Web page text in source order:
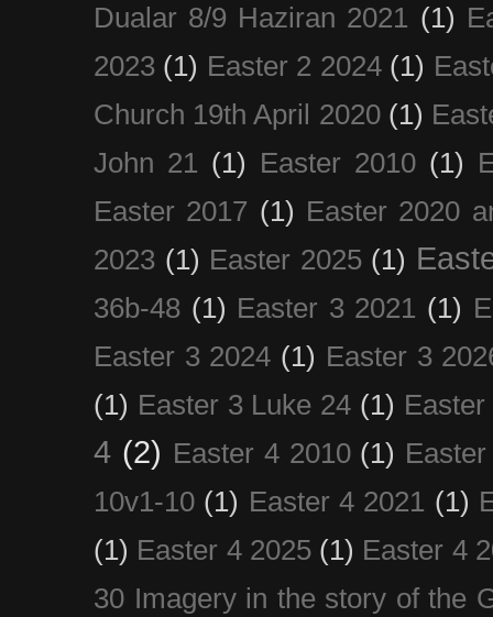
Dualar 8/9 Haziran 2021
(1)
2023 (1) Easter 2 2024 (1)
Church 19th April 2020 (1)
John 21
(1) Easter 2010 (1)
Easter 2017 (1) Easter 2020
2023 (1) Easter 2025 (1)
36b-48 (1) Easter 3 2021 (1)
Easter 3 2024 (1) Easter 3
(1) Easter 3 Luke 24 (1)
4 (2) Easter 4 2010 (1)
10v1-10 (1) Easter 4 2021 (1)
(1) Easter 4 2025 (1) Easter 4
30 Imagery in the story of the